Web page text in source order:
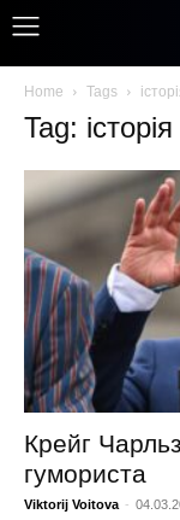
Home Tags
Tag:
Крейг
гумориста
Viktorij Voitova -